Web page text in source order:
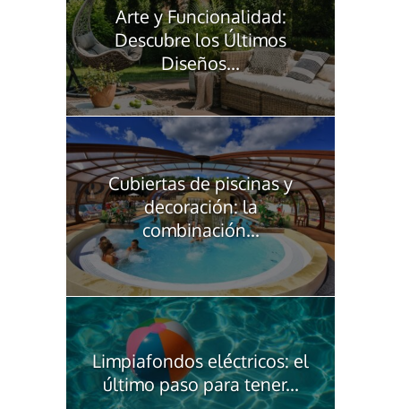
Arte y Funcionalidad:
Descubre los Últimos
Diseños...
Cubiertas de piscinas y
decoración: la
combinación...
Limpiafondos eléctricos: el
último paso para tener...